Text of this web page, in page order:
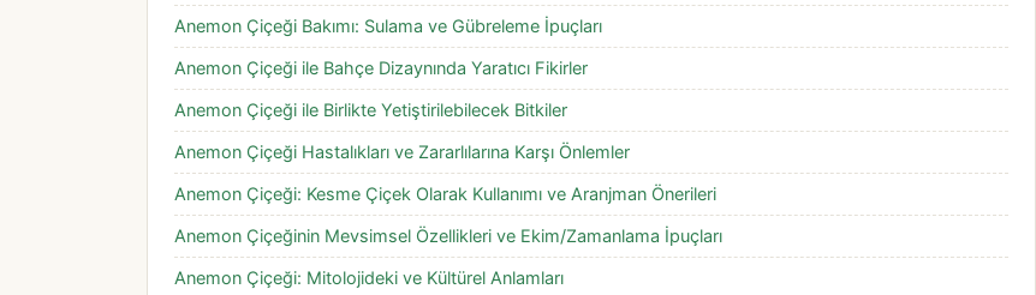
Anemon Çiçeği Bakımı: Sulama ve Gübreleme İpuçları
Anemon Çiçeği ile Bahçe Dizaynında Yaratıcı Fikirler
Anemon Çiçeği ile Birlikte Yetiştirilebilecek Bitkiler
Anemon Çiçeği Hastalıkları ve Zararlılarına Karşı Önlemler
Anemon Çiçeği: Kesme Çiçek Olarak Kullanımı ve Aranjman Önerileri
Anemon Çiçeğinin Mevsimsel Özellikleri ve Ekim/Zamanlama İpuçları
Anemon Çiçeği: Mitolojideki ve Kültürel Anlamları